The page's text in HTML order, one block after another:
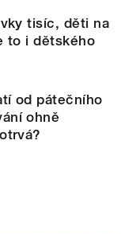
tisíc, děti na
to i dětského
od pátečního
ohně